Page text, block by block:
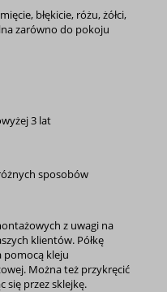
błękicie, różu, żółci,
zarówno do pokoju
3 lat
sposobów
z uwagi na
klientów. Półkę
pomocą kleju
Można też przykręcić
się przez sklejkę.